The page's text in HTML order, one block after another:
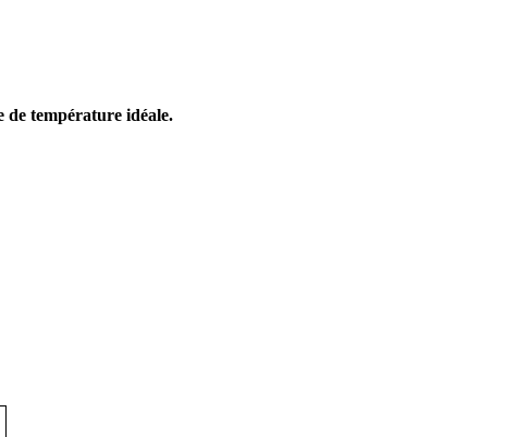
de température idéale.